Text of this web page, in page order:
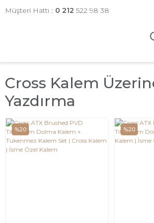
Müşteri Hattı : 0 212 522 98 38
Cross Kalem
Yazdırma
%20 %20